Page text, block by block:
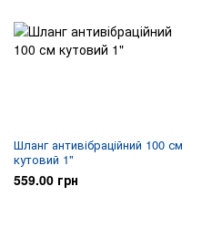
Шланг антивібраційний 100 см
кутовий 1"
559.00 грн